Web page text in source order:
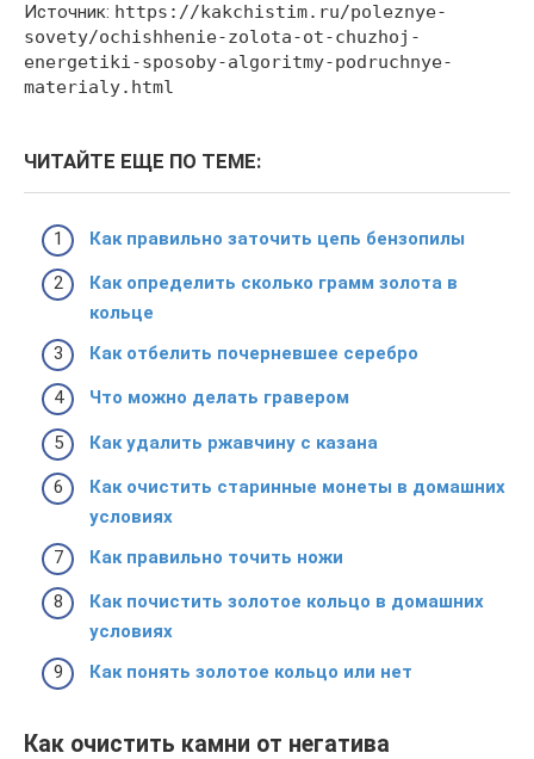
Источник: https://kakchistim.ru/poleznye-
sovety/ochishhenie-zolota-ot-chuzhoj-
energetiki-sposoby-algoritmy-podruchnye-
materialy.html
ЧИТАЙТЕ ЕЩЕ ПО ТЕМЕ:
Как правильно заточить цепь бензопилы
Как определить сколько грамм золота в
кольце
Как отбелить почерневшее серебро
Что можно делать гравером
Как удалить ржавчину с казана
Как очистить старинные монеты в домашних
условиях
Как правильно точить ножи
Как почистить золотое кольцо в домашних
условиях
Как понять золотое кольцо или нет
Как очистить камни от негатива